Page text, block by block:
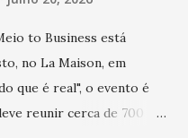
to Business está
no La Maison, em
que é real", o evento é
reunir cerca de 700